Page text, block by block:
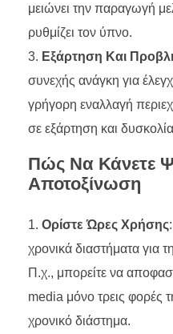
μειώνει την παραγωγή
ρυθμίζει τον ύπνο.
Εξάρτηση Και
συνεχής ανάγκη για
γρήγορη εναλλαγή
σε εξάρτηση και
Πώς Να Κάνετε
Αποτοξίνωση
Ορίστε Ώρες Χρήσης
χρονικά διαστήματα για
Π.χ., μπορείτε να
media μόνο τρεις φορές
χρονικό διάστημα.